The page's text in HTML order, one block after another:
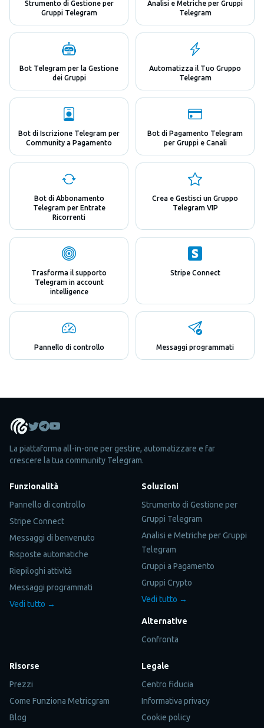
Strumento di Gestione per
Gruppi Telegram
Analisi e Metriche per Gruppi
Telegram
Bot Telegram per la Gestione
dei Gruppi
Automatizza il Tuo Gruppo
Telegram
Bot di Iscrizione Telegram per
Community a Pagamento
Bot di Pagamento Telegram
per Gruppi e Canali
Bot di Abbonamento
Telegram per Entrate
Ricorrenti
Crea e Gestisci un Gruppo
Telegram VIP
Trasforma il supporto
Telegram in account
intelligence
Stripe Connect
Pannello di controllo Messaggi programmati
La piattaforma all-in-one per gestire, automatizzare e far
crescere la tua community Telegram.
Funzionalità
Pannello di controllo
Stripe Connect
Messaggi di benvenuto
Risposte automatiche
Riepiloghi attività
Messaggi programmati
Vedi tutto →
Soluzioni
Strumento di Gestione per
Gruppi Telegram
Analisi e Metriche per Gruppi
Telegram
Gruppi a Pagamento
Gruppi Crypto
Vedi tutto →
Alternative
Confronta
Risorse
Prezzi
Come Funziona Metricgram
Blog
Legale
Centro fiducia
Informativa privacy
Cookie policy